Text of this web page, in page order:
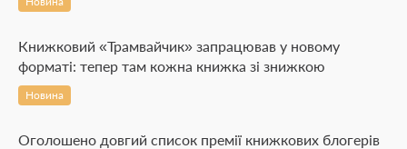
Книжковий «Трамвайчик» запрацював у новому
форматі: тепер там кожна книжка зі знижкою
Новина
Оголошено довгий список премії книжкових блогерів